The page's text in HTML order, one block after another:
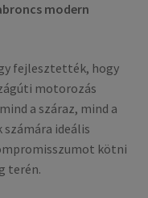
modern
fejlesztették, hogy
motorozás
a száraz, mind a
ideális
kötni
terén.